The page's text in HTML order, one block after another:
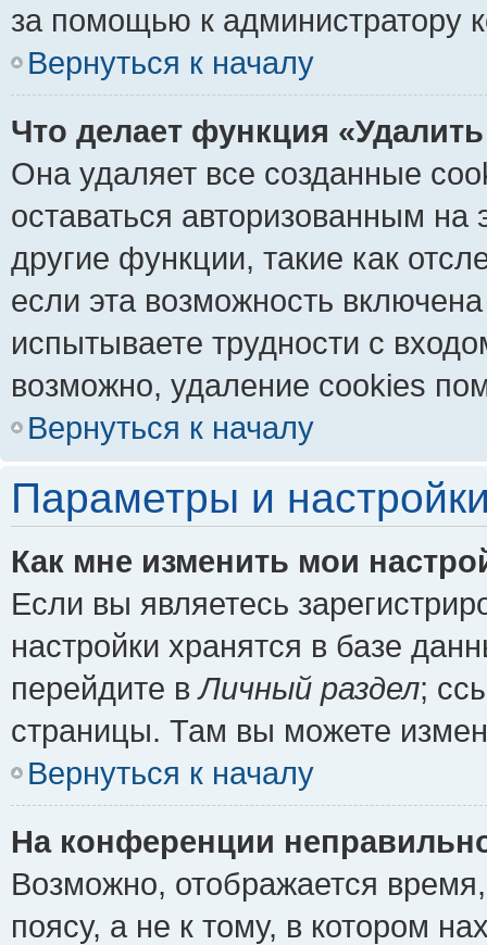
за помощью к администратору
Вернуться к началу
Что делает функция
Она удаляет все созданные
оставаться авторизованным
другие функции, такие как
если эта возможность
испытываете трудности с
возможно, удаление cookies
Вернуться к началу
Параметры и
Как мне изменить мои
Если вы являетесь
настройки хранятся в базе
перейдите вЛичный раздел;
страницы. Там вы можете
Вернуться к началу
На конференции
Возможно, отображается
поясу, а не к тому, в котором